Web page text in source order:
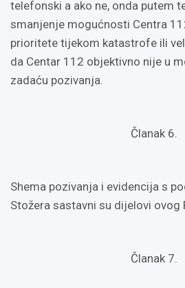
telefonski a ako ne, onda putem
smanjenje mogućnosti Centra
prioritete tijekom katastrofe ili
da Centar 112 objektivno nije u
zadaću pozivanja.
Članak 6.
Shema pozivanja i evidencija s
Stožera sastavni su dijelovi ovog
Članak 7.